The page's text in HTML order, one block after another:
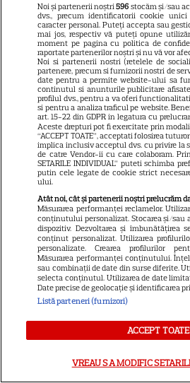
Exclusiv VEDETE
Christian
serialul
genial”.
după ani
9
VEDETE
Cum arăta
„Inimă de
aproape
Rodia
VEDETE
Oana
ani! Ce
iubire i-a
VEDETE
Noi și partenerii noștri596 stocăm și/sau
dvs., precum identificatorii cookie
caracter personal. Puteți accepta sau
mai jos, respectiv vă puteți opune
moment pe pagina cu politica de
raportate partenerilor noștri și nu vă vor
Noi si partenerii nostri (retelele de
partenere, precum si furnizorii nostri de
date pentru a permite website-ului sa
continutul si anunturile publicitare
profilul dvs., pentru a va oferi
si pentru a analiza traficul pe website.
art. 15-22 din GDPR in legatura cu
Aceste drepturi pot fi exercitate prin
“ACCEPT TOATE”, acceptati folosirea
implica inclusiv acceptul dvs. cu privire la
de catre Vendor-ii cu care colaboram.
SETARILE INDIVIDUAL” puteti schimba
putin cele legate de cookie strict
ului.
Atât noi, cât și partenerii noștri prelucrăm
Măsurarea performanței reclamelor.
conținutului personalizat. Stocarea și/sau
dispozitiv. Dezvoltarea și îmbunătățirea
conținut personalizat. Utilizarea
personalizate. Crearea profilurilor
Măsurarea performanței conținutului.
sau combinații de date din surse diferite.
selecta conținutul. Utilizarea de date
Date precise de geolocație și identificarea
Listă parteneri (furnizori)
ACCEPT TOATE
VREAU SA MODIFIC